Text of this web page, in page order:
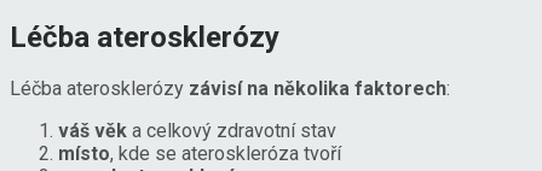
Léčba aterosklerózy
Léčba aterosklerózy závisí na několika faktorech:
váš věk a celkový zdravotní stav
místo, kde se ateroskleróza tvoří